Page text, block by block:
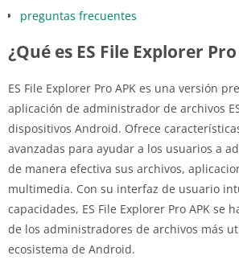
preguntas frecuentes
¿Qué es ES File Explorer Pro
ES File Explorer Pro APK es una versión
aplicación de administrador de archivos
dispositivos Android. Ofrece
avanzadas para ayudar a los usuarios a
de manera efectiva sus archivos,
multimedia. Con su interfaz de usuario
capacidades, ES File Explorer Pro APK se
de los administradores de archivos más
ecosistema de Android.